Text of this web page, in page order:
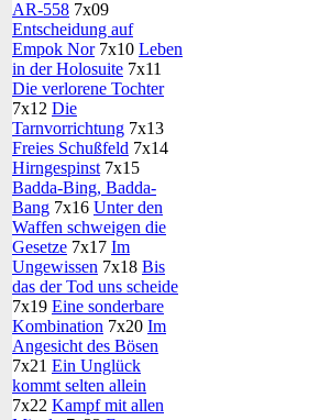
AR-558 7x09
Entscheidung auf
Empok Nor7x10 Leben
in der Holosuite 7x11
Die verlorene Tochter
7x12 Die
Tarnvorrichtung 7x13
Freies Schußfeld 7x14
Hirngespinst 7x15
Badda-Bing, Badda-
Bang 7x16 Unter den
Waffen schweigen die
Gesetze 7x17 Im
Ungewissen 7x18 Bis
das der Tod uns scheide
7x19 Eine sonderbare
Kombination 7x20 Im
Angesicht des Bösen
7x21 Ein Unglück
kommt selten allein
7x22 Kampf mit allen